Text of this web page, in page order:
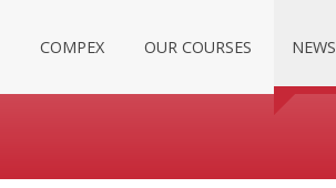
COMPEX OUR COURSES NEWS